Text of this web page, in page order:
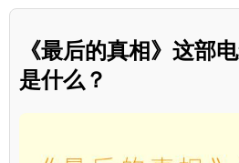
《最后的真相》这部
是什么？